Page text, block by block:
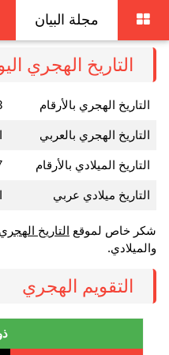
مجلة البيان
التاريخ الهجري
التاريخ الهجري بالأرقام
التاريخ الهجري بالعربي
التاريخ الميلادي بالأرقام
التاريخ ميلادي عربي
شكر خاص لموقع التاريخ الهجري
والميلادي.
التقويم الهجري